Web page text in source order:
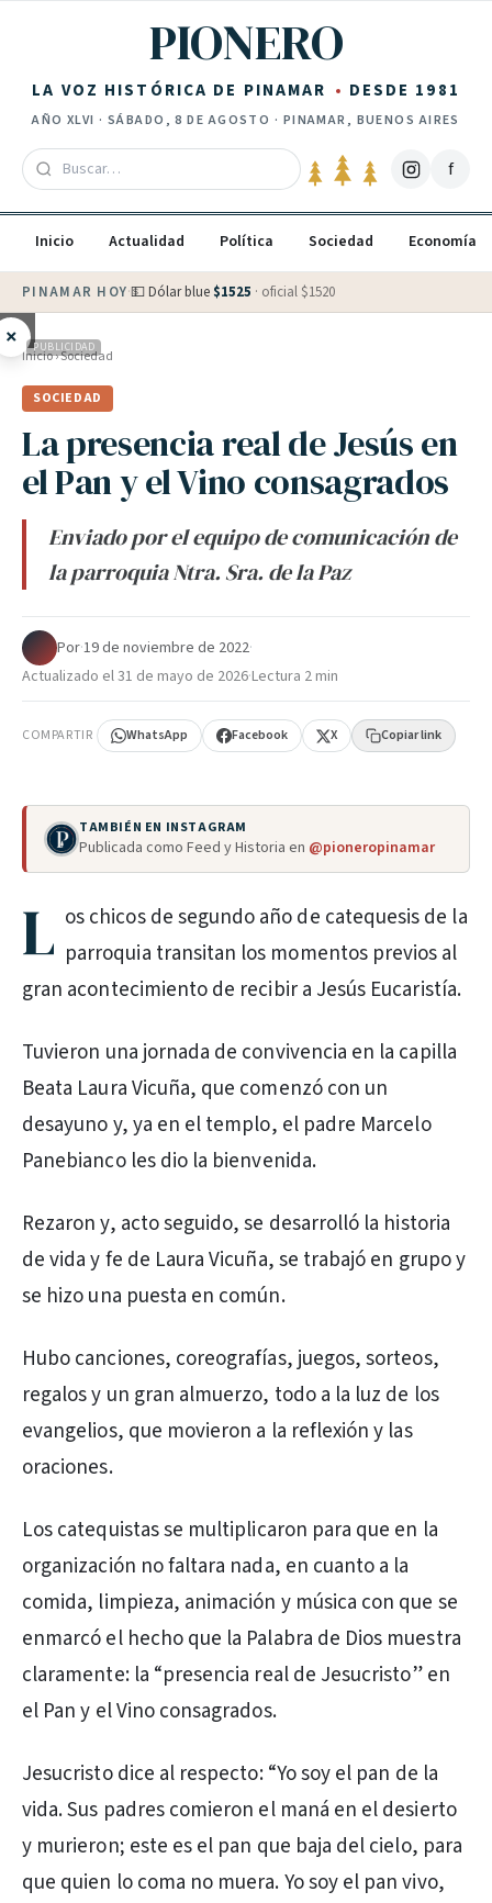
PIONERO
LA VOZ HISTÓRICA DE PINAMAR DESDE 1981
AÑO XLVI · SÁBADO, 8 DE AGOSTO · PINAMAR, BUENOS AIRES
f
Inicio Actualidad Política Sociedad Economía
PINAMAR HOY·💵 Dólar blue $1525 · oficial $1520
× PUBLICIDAD
Inicio›Sociedad
SOCIEDAD
La presencia real de Jesús en
el Pan y el Vino consagrados
Enviado por el equipo de comunicación de
la parroquia Ntra. Sra. de la Paz
Por·19 de noviembre de 2022·
Actualizado el31 de mayo de 2026·Lectura 2 min
COMPARTIR WhatsApp Facebook X Copiar link
TAMBIÉN EN INSTAGRAM
Publicada como Feed y Historia en @pioneropinamar
L os chicos de segundo año de catequesis de la
parroquia transitan los momentos previos al
gran acontecimiento de recibir a Jesús Eucaristía.
Tuvieron una jornada de convivencia en la capilla
Beata Laura Vicuña, que comenzó con un
desayuno y, ya en el templo, el padre Marcelo
Panebianco les dio la bienvenida.
Rezaron y, acto seguido, se desarrolló la historia
de vida y fe de Laura Vicuña, se trabajó en grupo y
se hizo una puesta en común.
Hubo canciones, coreografías, juegos, sorteos,
regalos y un gran almuerzo, todo a la luz de los
evangelios, que movieron a la reflexión y las
oraciones.
Los catequistas se multiplicaron para que en la
organización no faltara nada, en cuanto a la
comida, limpieza, animación y música con que se
enmarcó el hecho que la Palabra de Dios muestra
claramente: la “presencia real de Jesucristo” en
el Pan y el Vino consagrados.
Jesucristo dice al respecto: “Yo soy el pan de la
vida. Sus padres comieron el maná en el desierto
y murieron; este es el pan que baja del cielo, para
que quien lo coma no muera. Yo soy el pan vivo,